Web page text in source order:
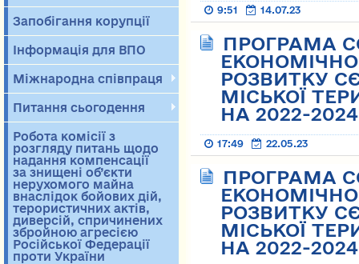
Запобігання корупції
Інформація для ВПО
Міжнародна співпраця
Питання сьогодення
Робота комісії з
розгляду питань щодо
надання компенсації
за знищені об’єкти
нерухомого майна
внаслідок бойових дій,
терористичних актів,
диверсій, спричинених
збройною агресією
Російської Федерації
проти України
9:51 14.07.23
ПРОГРАМА
РОЗВИТКУ
МІСЬКОЇ
НА 2022-
17:49 22.05.23
ПРОГРАМА
РОЗВИТКУ
МІСЬКОЇ
НА 2022-